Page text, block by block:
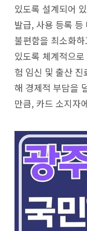
있도록 설계되어
발급, 사용 등록
불편함을 최소화
있도록 체계적으
험 임신 및 출산 진
해 경제적 부담을
만큼, 카드 소지자